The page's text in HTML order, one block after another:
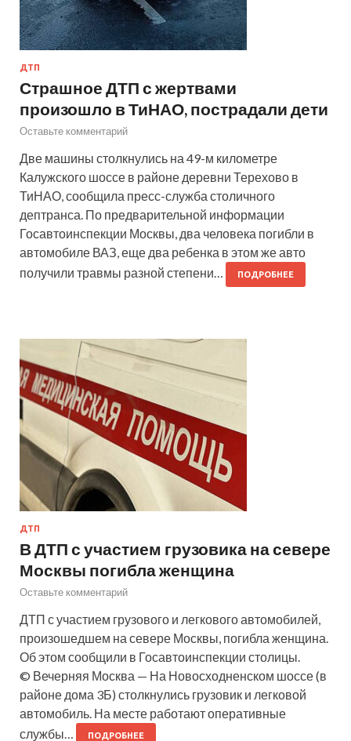
ДТП
Страшное ДТП с жертвами
произошло в ТиНАО, пострадали дети
Оставьте комментарий
Две машины столкнулись на 49-м километре
Калужского шоссе в районе деревни Терехово в
ТиНАО, сообщила пресс-служба столичного
дептранса. По предварительной информации
Госавтоинспекции Москвы, два человека погибли в
автомобиле ВАЗ, еще два ребенка в этом же авто
получили травмы разной степени…
ПОДРОБНЕЕ
ДТП
В ДТП с участием грузовика на севере
Москвы погибла женщина
Оставьте комментарий
ДТП с участием грузового и легкового автомобилей,
произошедшем на севере Москвы, погибла женщина.
Об этом сообщили в Госавтоинспекции столицы.
© Вечерняя Москва — На Новосходненском шоссе (в
районе дома 3Б) столкнулись грузовик и легковой
автомобиль. На месте работают оперативные
службы…
ПОДРОБНЕЕ